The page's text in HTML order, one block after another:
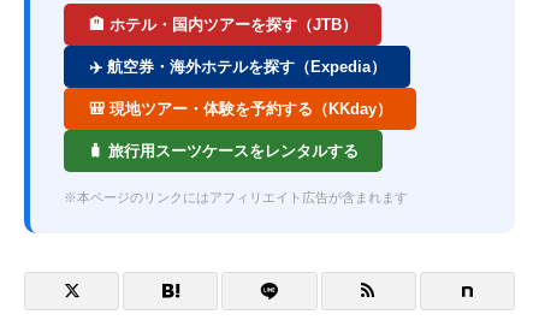
🏨 ホテル・国内ツアーを探す（JTB）
✈️ 航空券・海外ホテルを探す（Expedia）
🎒 現地ツアー・体験を予約する（KKday）
🧳 旅行用スーツケースをレンタルする
※本ページのリンクにはアフィリエイト広告が含まれます